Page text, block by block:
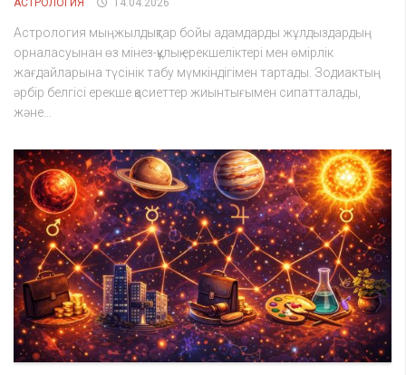
АСТРОЛОГИЯ 14.04.2026
Астрология мыңжылдықтар бойы адамдарды жұлдыздардың
орналасуынан өз мінез-құлық ерекшеліктері мен өмірлік
жағдайларына түсінік табу мүмкіндігімен тартады. Зодиактың
әрбір белгісі ерекше қасиеттер жиынтығымен сипатталады,
және...